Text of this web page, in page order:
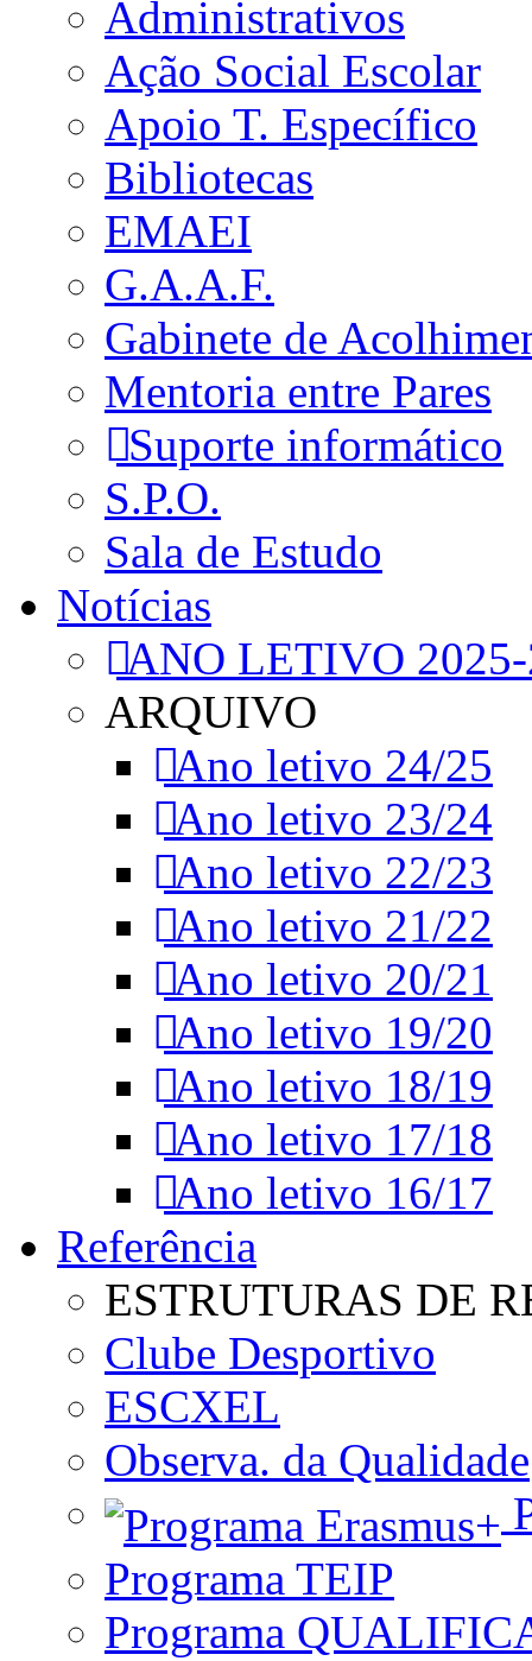
Administrativos
Ação Social Escolar
Apoio T. Específico
Bibliotecas
EMAEI
G.A.A.F.
Gabinete de
Mentoria entre Pares
Suporte informático
S.P.O.
Sala de Estudo
Notícias
ANO LETIVO
ARQUIVO
Ano letivo 24/25
Ano letivo 23/24
Ano letivo 22/23
Ano letivo 21/22
Ano letivo 20/21
Ano letivo 19/20
Ano letivo 18/19
Ano letivo 17/18
Ano letivo 16/17
Referência
ESTRUTURAS DE
Clube Desportivo
ESCXEL
Observa. da Qualidade
Programa TEIP
Programa